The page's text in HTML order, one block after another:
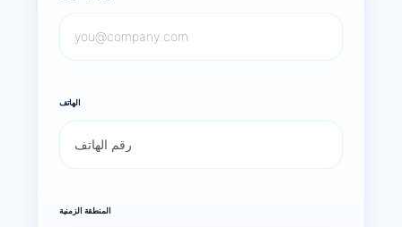
الهاتف
المنطقة الزمنية